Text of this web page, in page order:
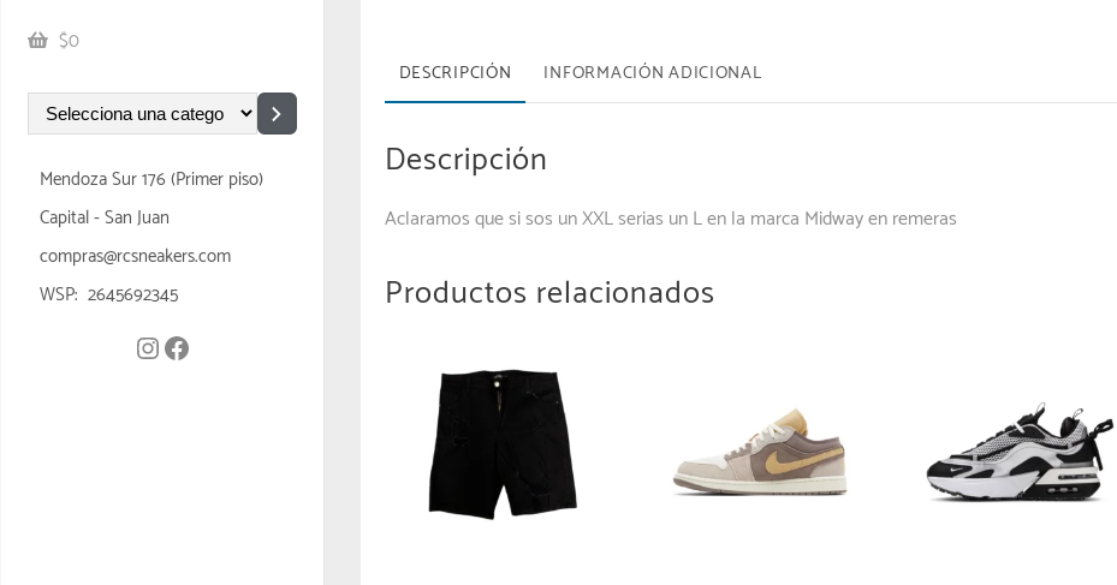
$0
Mendoza Sur 176 (Primer piso)
Capital - San Juan
compras@rcsneakers.com
WSP: 2645692345
DESCRIPCIÓN INFORMACIÓN ADICIONAL
Descripción
Aclaramos que si sos un XXL serias un L en la marca Midway en remeras
Productos relacionados